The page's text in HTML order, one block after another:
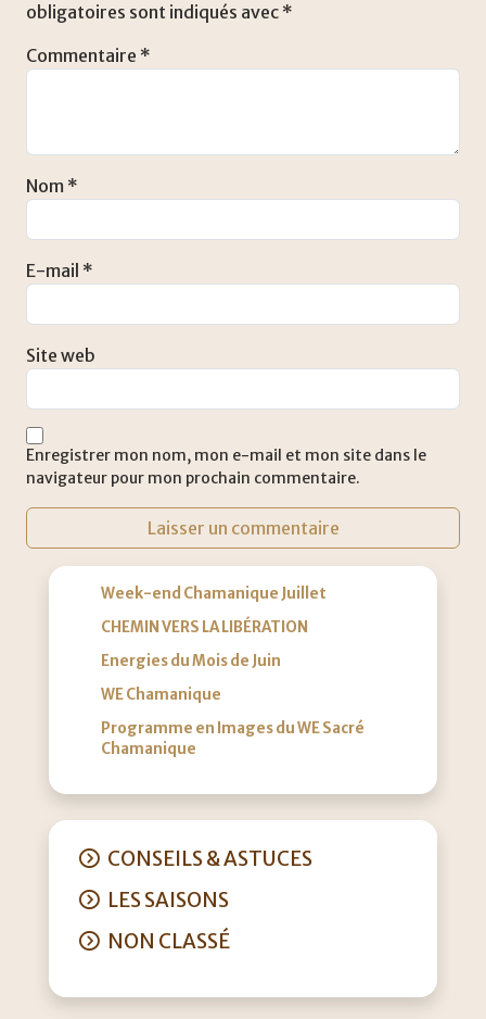
obligatoires sont indiqués avec *
Commentaire *
Nom *
E-mail *
Site web
Enregistrer mon nom, mon e-mail et mon site dans le
navigateur pour mon prochain commentaire.
Week-end Chamanique Juillet
CHEMIN VERS LA LIBÉRATION
Energies du Mois de Juin
WE Chamanique
Programme en Images du WE Sacré
Chamanique
CONSEILS & ASTUCES
LES SAISONS
NON CLASSÉ